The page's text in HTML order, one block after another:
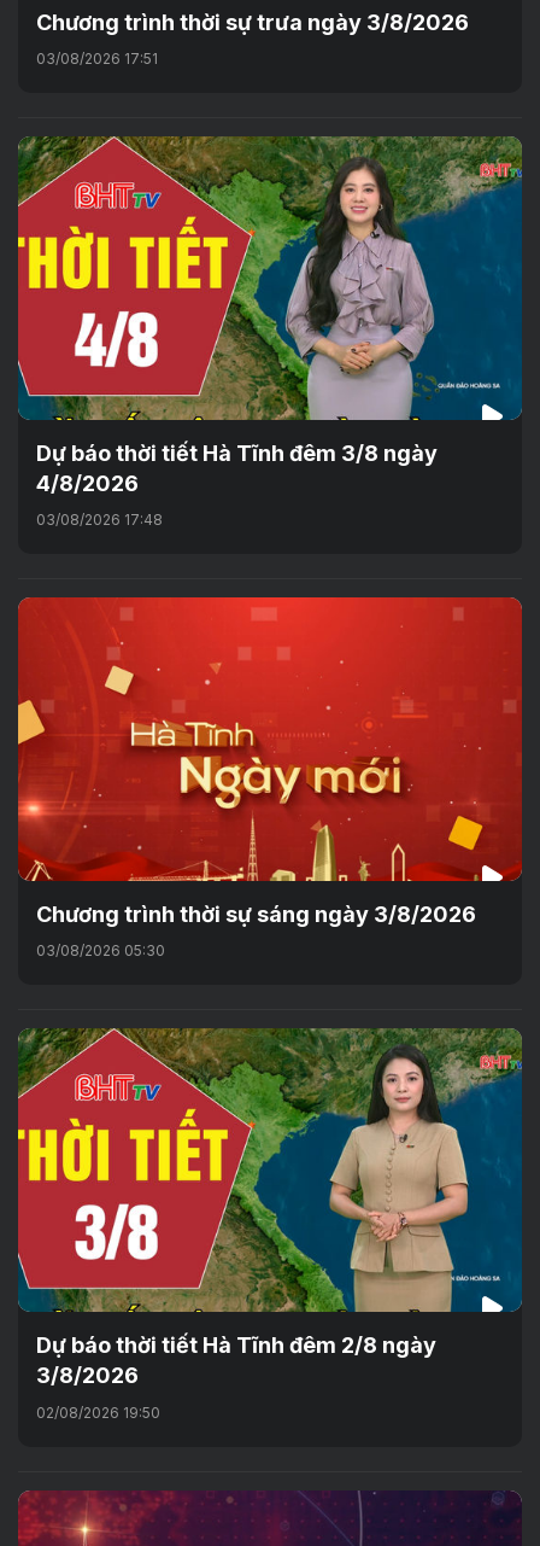
Chương trình thời sự trưa ngày 3/8/2026
03/08/2026 17:51
Dự báo thời tiết Hà Tĩnh đêm 3/8 ngày
4/8/2026
03/08/2026 17:48
Chương trình thời sự sáng ngày 3/8/2026
03/08/2026 05:30
Dự báo thời tiết Hà Tĩnh đêm 2/8 ngày
3/8/2026
02/08/2026 19:50